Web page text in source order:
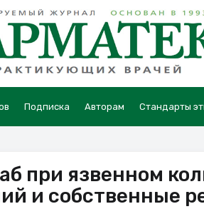
Подписка Авторам Стандарты
при язвенном
и собственные